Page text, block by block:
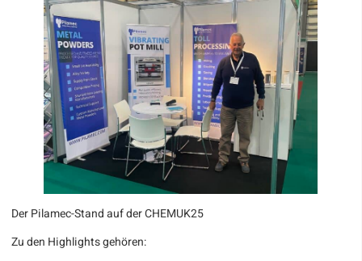
Der Pilamec-Stand auf der CHEMUK25
Zu den Highlights gehören: